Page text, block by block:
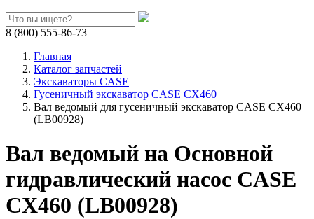
8 (800) 555-86-73
Главная
Каталог запчастей
Экскаваторы CASE
Гусеничный экскаватор CASE CX460
Вал ведомый для гусеничный экскаватор CASE CX460
(LB00928)
Вал ведомый на Основной
гидравлический насос CASE
CX460 (LB00928)